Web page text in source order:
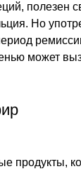
полезен
Но
может
продукты,